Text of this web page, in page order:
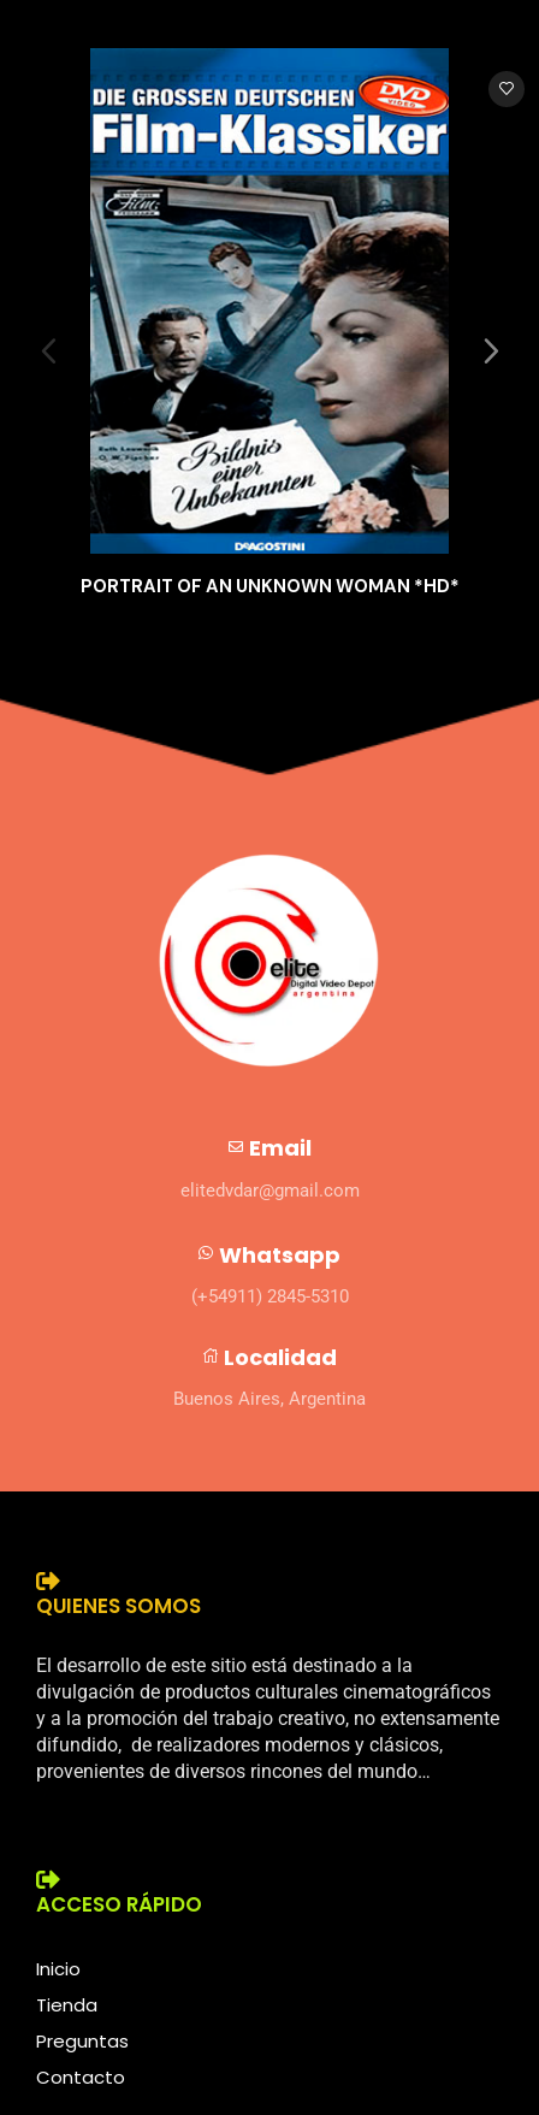
PORTRAIT OF AN UNKNOWN WOMAN *HD*
Email
elitedvdar@gmail.com
Whatsapp
(+54911) 2845-5310
Localidad
Buenos Aires, Argentina
QUIENES SOMOS
El desarrollo de este sitio está destinado a la
divulgación de productos culturales cinematográficos
y a la promoción del trabajo creativo, no extensamente
difundido, de realizadores modernos y clásicos,
provenientes de diversos rincones del mundo…
ACCESO RÁPIDO
Inicio
Tienda
Preguntas
Contacto